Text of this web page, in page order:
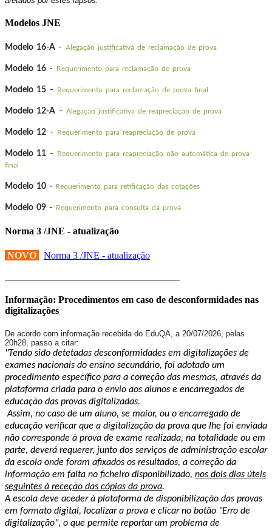
Modelos JNE
Modelo 16-A - Alegação justificativa de reclamação de prova
Modelo 16 - Requerimento para reclamação de prova
Modelo 15 - Requerimento para reclamação de prova final
Modelo 12-A - Alegação justificativa de reapreciação de prova
Modelo 12 - Requerimento para reapreciação de prova
Modelo 11 -
Requerimento para reapreciação não automática de prova
final
Modelo 10 - Requerimento para retificação das cotações
Modelo 09 - Requerimento para consulta da prova
Norma 3 /JNE - atualização
NOVO
Norma 3 /JNE - atualização
Informação: Procedimentos em caso de desconformidades nas
digitalizações
De acordo com informação recebida do EduQA, a 20/07/2026, pelas
20h28, passo a citar:
"Tendo sido detetadas desconformidades em digitalizações de
exames nacionais do ensino secundário, foi adotado um
procedimento específico para a correção das mesmas, através da
plataforma criada para o envio aos alunos e encarregados de
educação das provas digitalizadas.
Assim, no caso de um aluno, se maior, ou o encarregado de
educação verificar que a digitalização da prova que lhe foi enviada
não corresponde à prova de exame realizada, na totalidade ou em
parte, deverá requerer, junto dos serviços de administração escolar
da escola onde foram afixados os resultados, a correção da
informação em falta no ficheiro disponibilizado, nos dois dias úteis
seguintes à receção das cópias da prova.
A escola deve aceder à plataforma de disponibilização das provas
em formato digital, localizar a prova e clicar no botão "Erro de
digitalização", o que permite reportar um problema de